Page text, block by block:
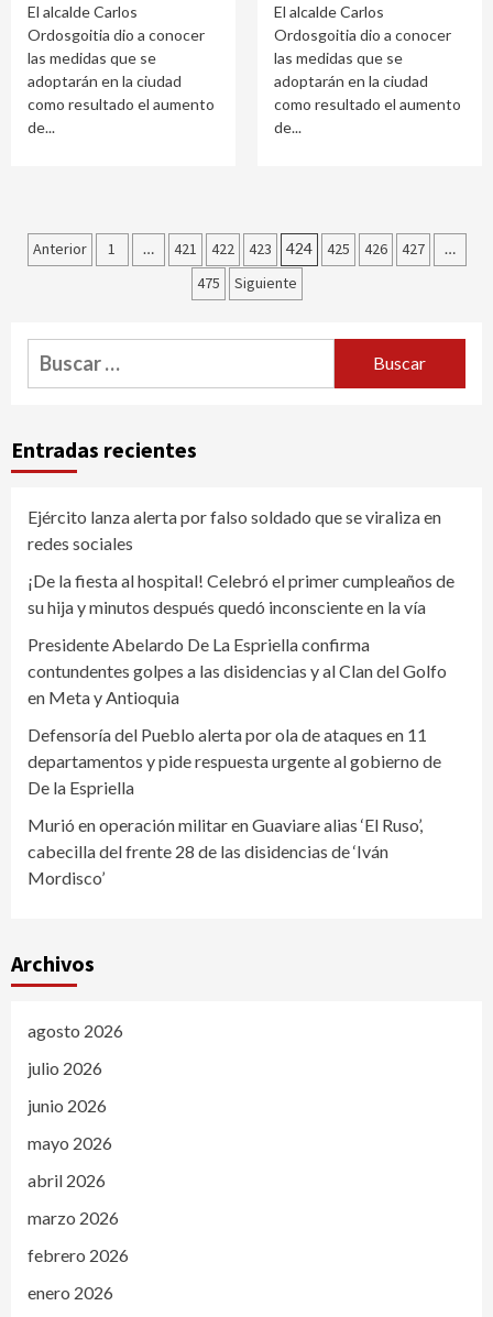
El alcalde Carlos
Ordosgoitia dio a conocer
las medidas que se
adoptarán en la ciudad
como resultado el aumento
de...
El alcalde Carlos
Ordosgoitia dio a conocer
las medidas que se
adoptarán en la ciudad
como resultado el aumento
de...
Paginación
Anterior 1 … 421 422 423 424 425 426 427 …
475 Siguiente
Buscar:
Entradas recientes
Ejército lanza alerta por falso soldado que se viraliza en
redes sociales
¡De la fiesta al hospital! Celebró el primer cumpleaños de
su hija y minutos después quedó inconsciente en la vía
Presidente Abelardo De La Espriella confirma
contundentes golpes a las disidencias y al Clan del Golfo
en Meta y Antioquia
Defensoría del Pueblo alerta por ola de ataques en 11
departamentos y pide respuesta urgente al gobierno de
De la Espriella
Murió en operación militar en Guaviare alias ‘El Ruso’,
cabecilla del frente 28 de las disidencias de ‘Iván
Mordisco’
Archivos
agosto 2026
julio 2026
junio 2026
mayo 2026
abril 2026
marzo 2026
febrero 2026
enero 2026